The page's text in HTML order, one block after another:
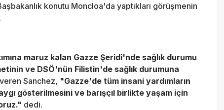
konutu Moncloa'da yaptıkları görüşmenin
maruz kalan Gazze Şeridi'nde sağlık durumu
ve DSÖ'nün Filistin'de sağlık durumuna
Sanchez, "Gazze'de tüm insani yardımların
gösterilmesini ve barışçıl birlikte yaşam için
dedi.